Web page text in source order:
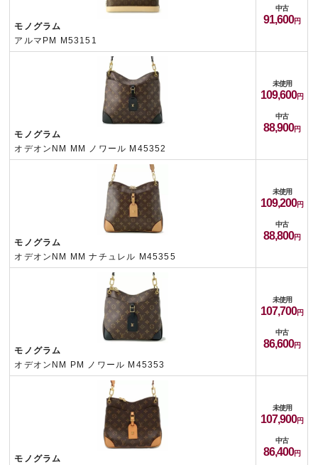
モノグラム
アルマPM M53151
中古
91,600
モノグラム
オデオンNM MM ノワール M45352
未使用
109,600
中古
88,900
モノグラム
オデオンNM MM ナチュレル M45355
未使用
109,200
中古
88,800
モノグラム
オデオンNM PM ノワール M45353
未使用
107,700
中古
86,600
モノグラム
未使用
107,900
中古
86,400